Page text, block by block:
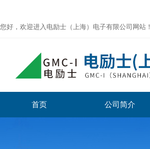
您好，欢迎进入电励士（上海）电子有限公司网站！
首页 公司简介